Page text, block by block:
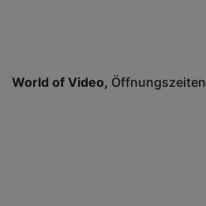
World of Video Öffnungszeiten